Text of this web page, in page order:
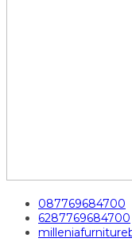
087769684700
6287769684700